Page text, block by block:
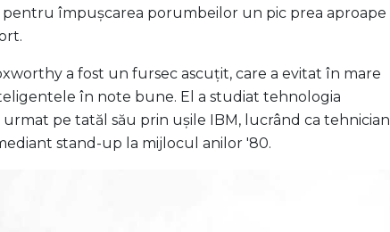
pentru împușcarea porumbeilor un pic prea aproape
a fost un fursec ascuțit, care a evitat în mare
în note bune. El a studiat tehnologia
pe tatăl său prin ușile IBM, lucrând ca tehnician
stand-up la mijlocul anilor '80.